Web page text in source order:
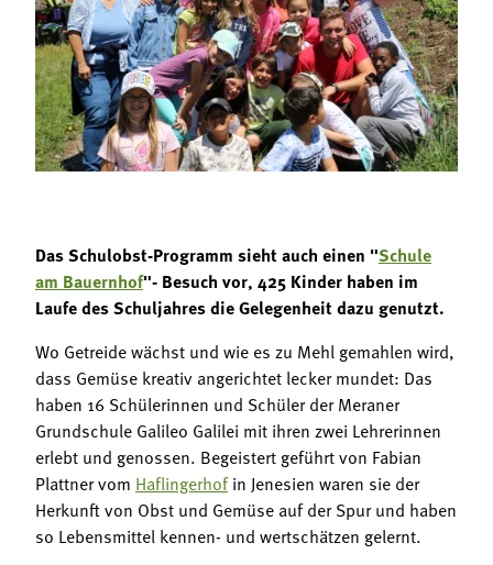
Mitgliedschaft
Landessekretariat
Bäuerliche Buffets
Hofgeschichten
Das Schulobst-Programm sieht auch einen "Schule
am Bauernhof"- Besuch vor, 425 Kinder haben im
Laufe des Schuljahres die Gelegenheit dazu genutzt.
Wo Getreide wächst und wie es zu Mehl gemahlen wird,
dass Gemüse kreativ angerichtet lecker mundet: Das
haben 16 Schülerinnen und Schüler der Meraner
Grundschule Galileo Galilei mit ihren zwei Lehrerinnen
erlebt und genossen. Begeistert geführt von Fabian
Plattner vom Haflingerhofin Jenesien waren sie der
Herkunft von Obst und Gemüse auf der Spur und haben
so Lebensmittel kennen- und wertschätzen gelernt.